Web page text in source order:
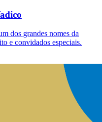
dos grandes nomes da
e convidados especiais.